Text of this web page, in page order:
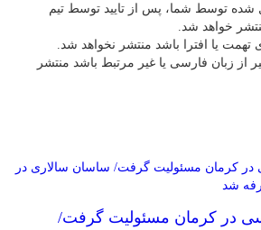
شده توسط شما، پس از تایید توسط تیم
خواهد شد.
تهمت یا افترا باشد منتشر نخواهد شد.
از زبان فارسی یا غیر مرتبط باشد منتشر
در کرمان مسئولیت گرفت/